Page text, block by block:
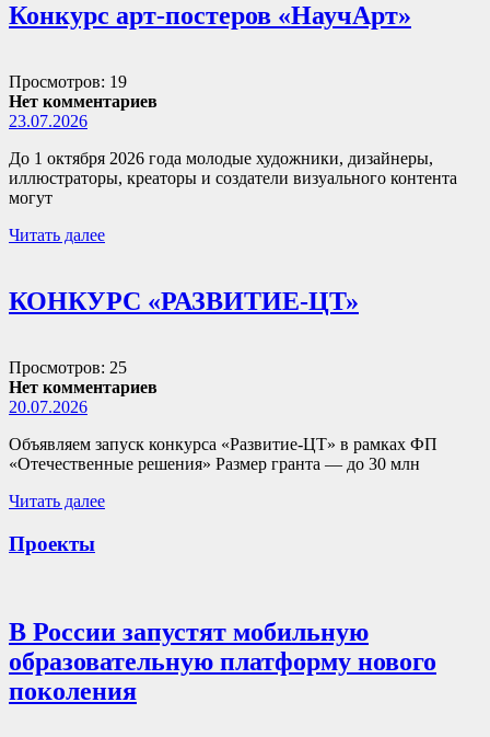
Конкурс арт-постеров «НаучАрт»
Просмотров: 19
Нет комментариев
23.07.2026
До 1 октября 2026 года молодые художники, дизайнеры,
иллюстраторы, креаторы и создатели визуального контента
могут
Читать далее
КОНКУРС «РАЗВИТИЕ-ЦТ»
Просмотров: 25
Нет комментариев
20.07.2026
Объявляем запуск конкурса «Развитие-ЦТ» в рамках ФП
«Отечественные решения» Размер гранта — до 30 млн
Читать далее
Проекты
В России запустят мобильную
образовательную платформу нового
поколения